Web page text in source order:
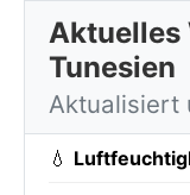
Aktuelles
Tunesien
Aktualisiert
💧